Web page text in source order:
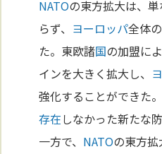
NATOの東方拡大は、
らず、 ヨーロッパ全体
た。東欧諸国の加盟によ
インを大きく拡大し、
強化することができた。
存在しなかった新たな
一方で、 NATOの東方拡